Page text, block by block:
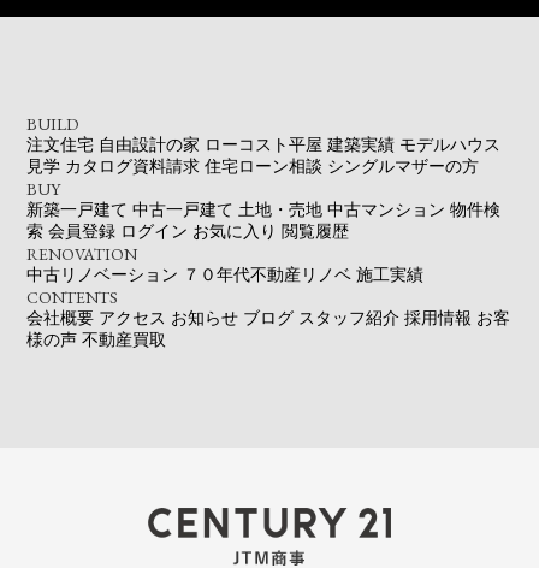
BUILD
注文住宅 自由設計の家 ローコスト平屋 建築実績 モデルハウス
見学 カタログ資料請求 住宅ローン相談 シングルマザーの方
BUY
新築一戸建て 中古一戸建て 土地・売地 中古マンション 物件検
索 会員登録 ログイン お気に入り 閲覧履歴
RENOVATION
中古リノベーション ７０年代不動産リノベ 施工実績
CONTENTS
会社概要 アクセス お知らせ ブログ スタッフ紹介 採用情報 お客
様の声 不動産買取